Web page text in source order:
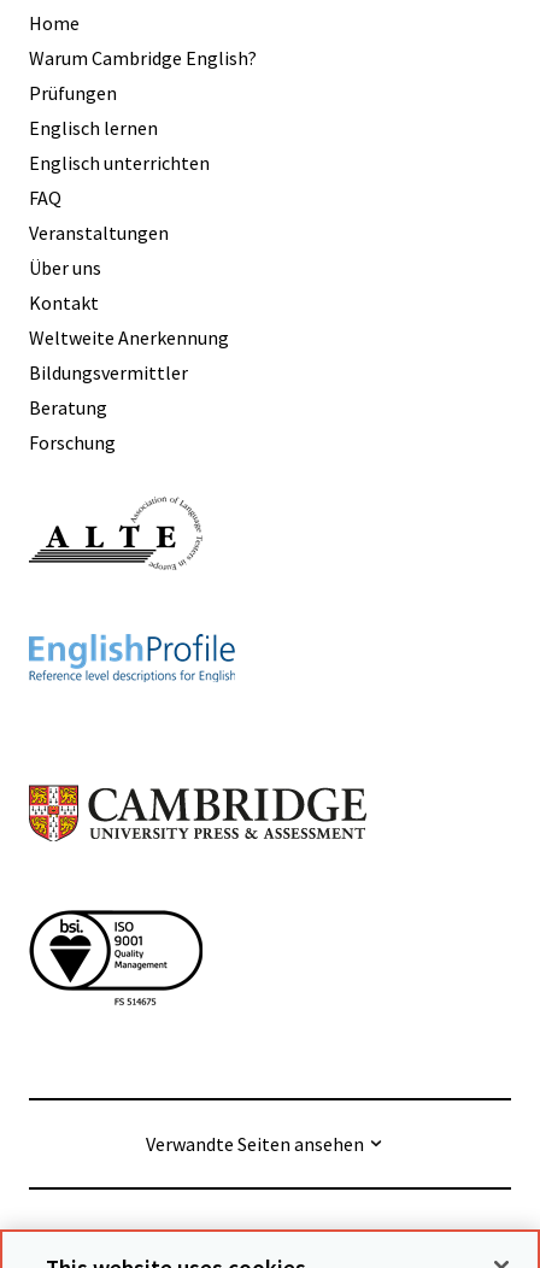
Home
Warum Cambridge English?
Prüfungen
Englisch lernen
Englisch unterrichten
FAQ
Veranstaltungen
Über uns
Kontakt
Weltweite Anerkennung
Bildungsvermittler
Beratung
Forschung
Verwandte Seiten ansehen
© Cambridge University Press & Assessment